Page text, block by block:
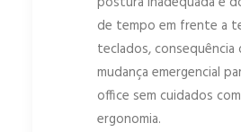
de tempo em frente a
teclados, consequência
mudança emergencial
office sem cuidados
ergonomia.